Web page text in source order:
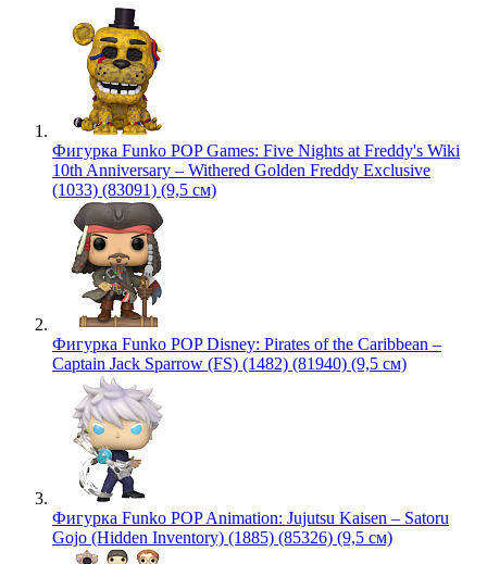
Фигурка Funko POP Games: Five Nights at Freddy's Wiki
10th Anniversary – Withered Golden Freddy Exclusive
(1033) (83091) (9,5 см)
Фигурка Funko POP Disney: Pirates of the Caribbean –
Captain Jack Sparrow (FS) (1482) (81940) (9,5 см)
Фигурка Funko POP Animation: Jujutsu Kaisen – Satoru
Gojo (Hidden Inventory) (1885) (85326) (9,5 см)